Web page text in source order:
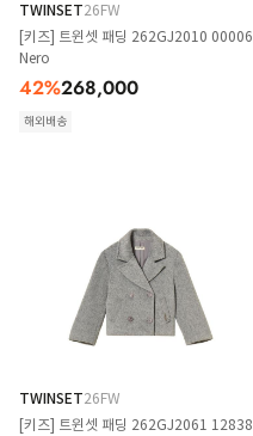
TWINSET26FW
[키즈] 트윈셋 패딩 262GJ2010 00006
Nero
42%268,000
해외배송
TWINSET26FW
[키즈] 트윈셋 패딩 262GJ2061 12838